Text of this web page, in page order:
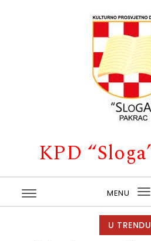
KPD
MENU
U TRENDU